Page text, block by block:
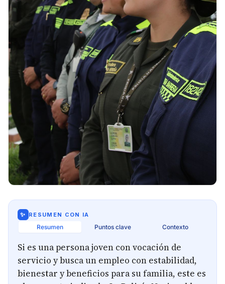
✨ RESUMEN CON IA
Resumen Puntos clave Contexto
Si es una persona joven con vocación de
servicio y busca un empleo con estabilidad,
bienestar y beneficios para su familia, este es